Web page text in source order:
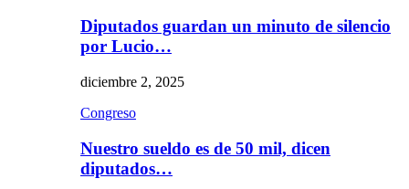
Diputados guardan un minuto de silencio
por Lucio…
diciembre 2, 2025
Congreso
Nuestro sueldo es de 50 mil, dicen
diputados…